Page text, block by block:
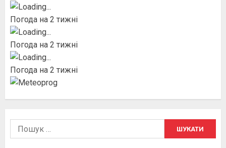
Погода на 2 тижні
Погода на 2 тижні
Погода на 2 тижні
Пошук: